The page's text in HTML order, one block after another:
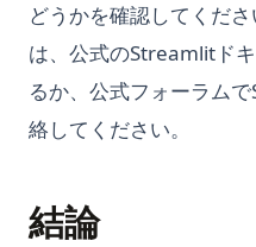
どうかを確認してくだ
は、公式のStreamlitド
るか、公式フォーラム
絡してください。
結論